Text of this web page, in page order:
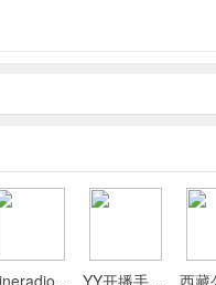
尸或在场景中搜索，当然晚
Mineradio手机版 YY开播手机版